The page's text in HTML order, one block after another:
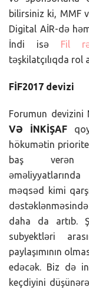
bilirsiniz ki, MMF
Digital AİR-də
İndi isə Fil
təşkilatçılıqda rol
FİF2017 devizi
Forumun
VƏ İNKİŞAF
hökumətin
baş verən
məqsəd kimi
daha da artıb.
subyektləri
paylaşımının
edəcək. Biz də
keçdiyini